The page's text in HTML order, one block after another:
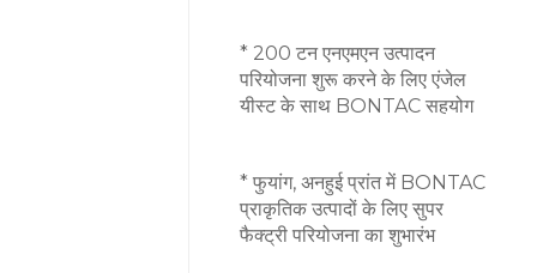
* 200 टन एनएमएन उत्पादन
परियोजना शुरू करने के लिए एंजेल
यीस्ट के साथ BONTAC सहयोग
* फुयांग, अनहुई प्रांत में BONTAC
प्राकृतिक उत्पादों के लिए सुपर
फैक्ट्री परियोजना का शुभारंभ